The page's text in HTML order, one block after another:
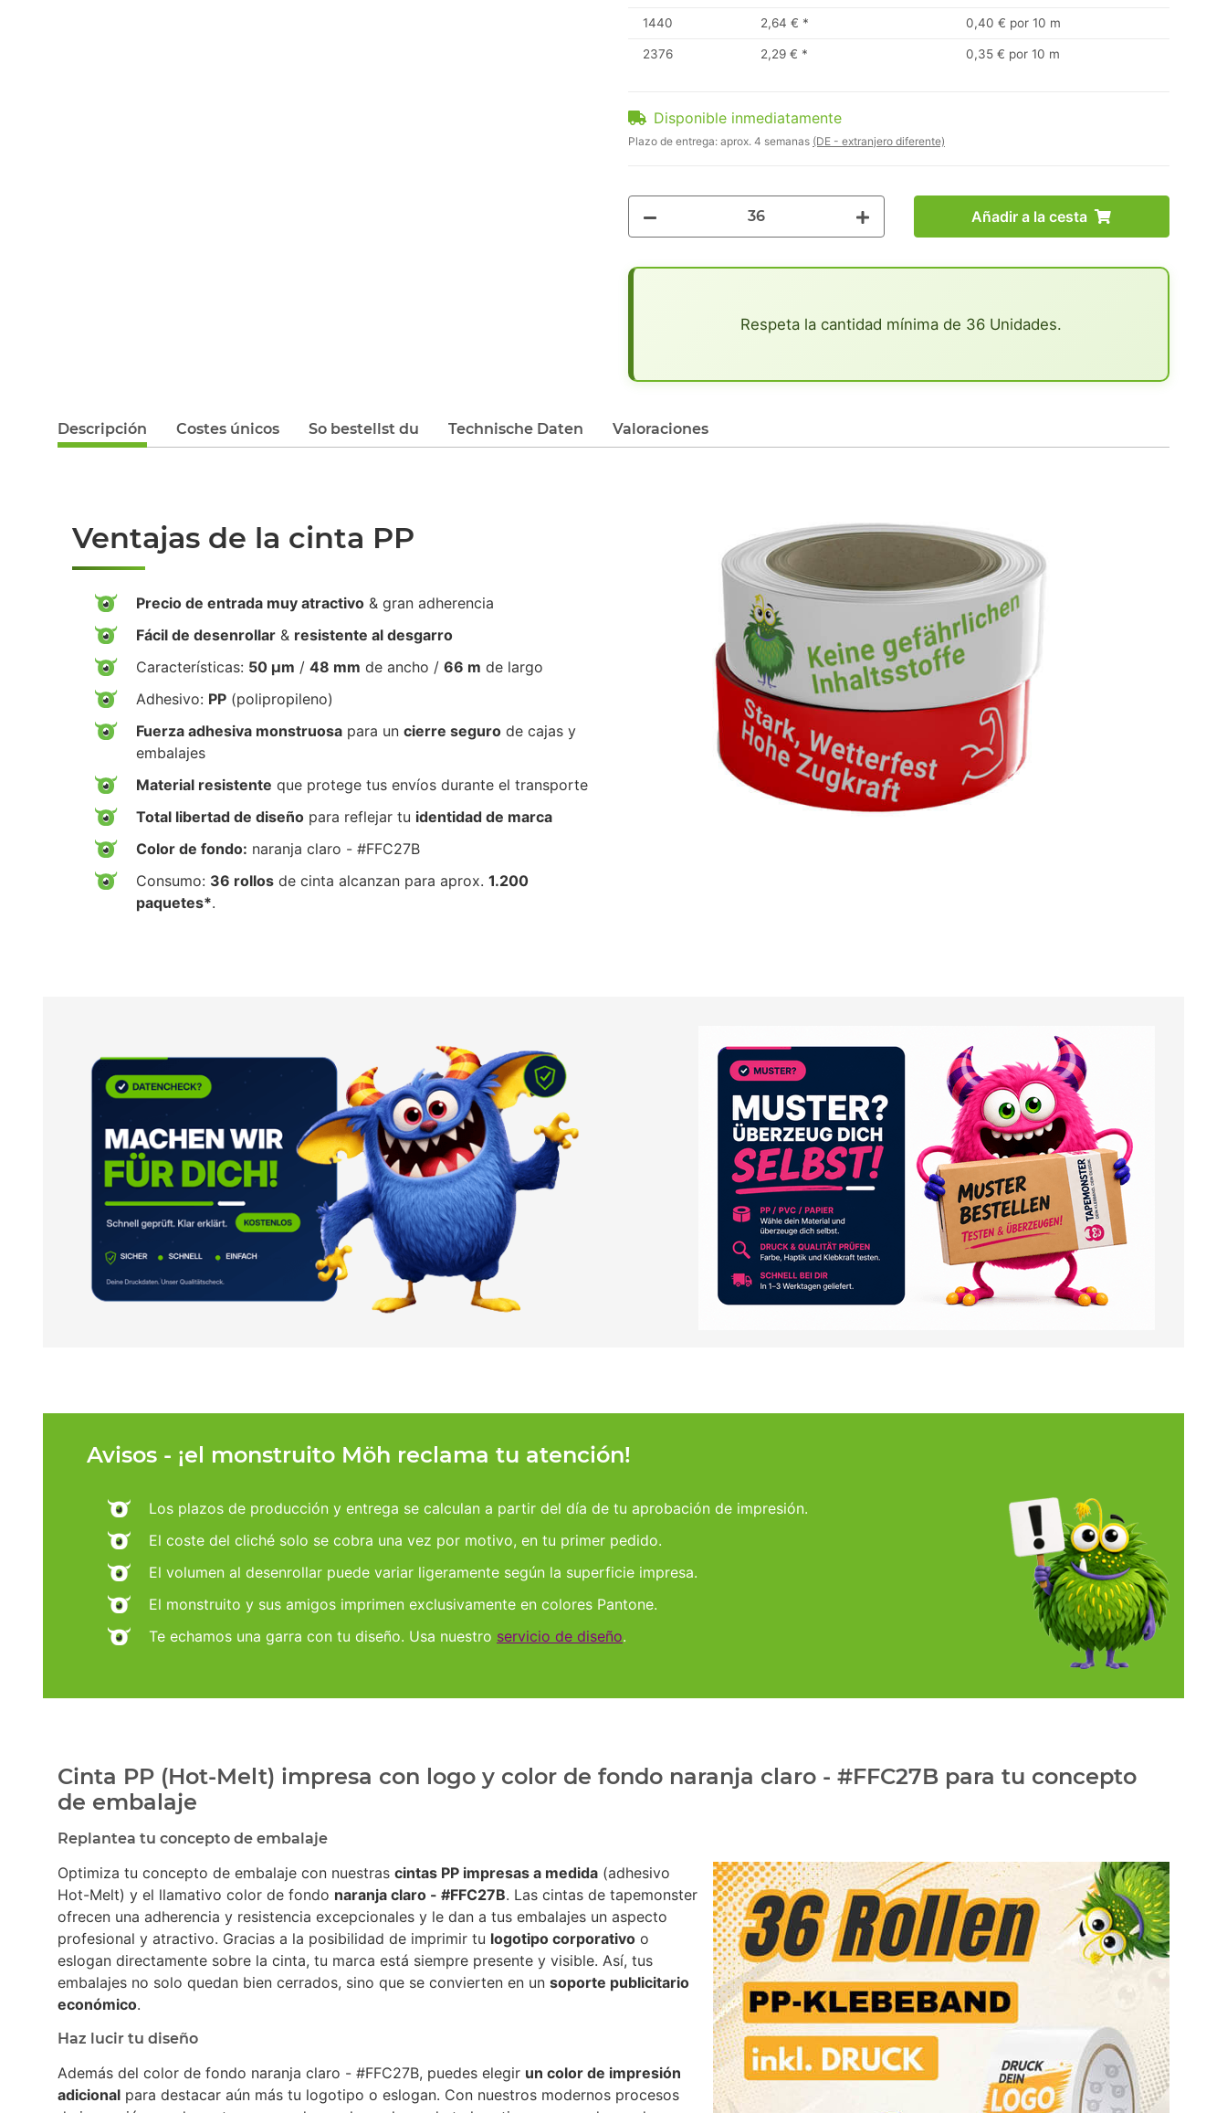
1440 2,64 € * 0,40 € por 10 m
2376 2,29 € * 0,35 € por 10 m
Disponible inmediatamente
Plazo de entrega: aprox. 4 semanas (DE - extranjero diferente)
Añadir a la cesta
Respeta la cantidad mínima de 36 Unidades.
Descripción Costes únicos So bestellst du Technische Daten Valoraciones
Ventajas de la cinta PP
Precio de entrada muy atractivo & gran adherencia
Fácil de desenrollar & resistente al desgarro
Características: 50 µm / 48 mm de ancho / 66 m de largo
Adhesivo: PP (polipropileno)
Fuerza adhesiva monstruosa para un cierre seguro de cajas y
embalajes
Material resistente que protege tus envíos durante el transporte
Total libertad de diseño para reflejar tu identidad de marca
Color de fondo: naranja claro - #FFC27B
Consumo: 36 rollos de cinta alcanzan para aprox. 1.200
paquetes*.
Avisos - ¡el monstruito Möh reclama tu atención!
Los plazos de producción y entrega se calculan a partir del día de tu aprobación de impresión.
El coste del cliché solo se cobra una vez por motivo, en tu primer pedido.
El volumen al desenrollar puede variar ligeramente según la superficie impresa.
El monstruito y sus amigos imprimen exclusivamente en colores Pantone.
Te echamos una garra con tu diseño. Usa nuestro servicio de diseño.
Cinta PP (Hot-Melt) impresa con logo y color de fondo naranja claro - #FFC27B para tu concepto
de embalaje
Replantea tu concepto de embalaje
Optimiza tu concepto de embalaje con nuestras cintas PP impresas a medida (adhesivo
Hot-Melt) y el llamativo color de fondo naranja claro - #FFC27B. Las cintas de tapemonster
ofrecen una adherencia y resistencia excepcionales y le dan a tus embalajes un aspecto
profesional y atractivo. Gracias a la posibilidad de imprimir tu logotipo corporativo o
eslogan directamente sobre la cinta, tu marca está siempre presente y visible. Así, tus
embalajes no solo quedan bien cerrados, sino que se convierten en un soporte publicitario
económico.
Haz lucir tu diseño
Además del color de fondo naranja claro - #FFC27B, puedes elegir un color de impresión
adicional para destacar aún más tu logotipo o eslogan. Con nuestros modernos procesos